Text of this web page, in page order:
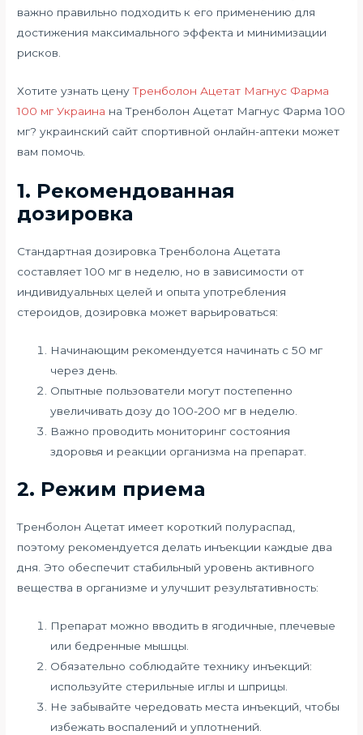
важно правильно подходить к его применению для
достижения максимального эффекта и минимизации
рисков.
Хотите узнать ценуТренболон Ацетат Магнус Фарма
100 мг Украина на Тренболон Ацетат Магнус Фарма 100
мг? украинский сайт спортивной онлайн-аптеки может
вам помочь.
1. Рекомендованная
дозировка
Стандартная дозировка Тренболона Ацетата
составляет 100 мг в неделю, но в зависимости от
индивидуальных целей и опыта употребления
стероидов, дозировка может варьироваться:
Начинающим рекомендуется начинать с 50 мг
через день.
Опытные пользователи могут постепенно
увеличивать дозу до 100-200 мг в неделю.
Важно проводить мониторинг состояния
здоровья и реакции организма на препарат.
2. Режим приема
Тренболон Ацетат имеет короткий полураспад,
поэтому рекомендуется делать инъекции каждые два
дня. Это обеспечит стабильный уровень активного
вещества в организме и улучшит результативность:
Препарат можно вводить в ягодичные, плечевые
или бедренные мышцы.
Обязательно соблюдайте технику инъекций:
используйте стерильные иглы и шприцы.
Не забывайте чередовать места инъекций, чтобы
избежать воспалений и уплотнений.